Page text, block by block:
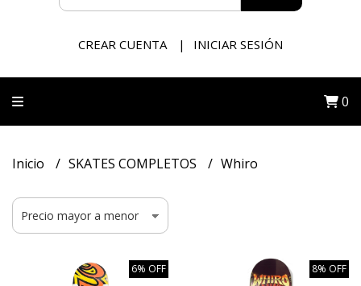
CREAR CUENTA INICIAR SESIÓN
0
Inicio SKATES COMPLETOS Whiro
6% OFF 8% OFF